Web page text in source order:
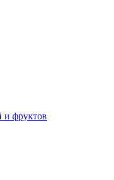
и фруктов